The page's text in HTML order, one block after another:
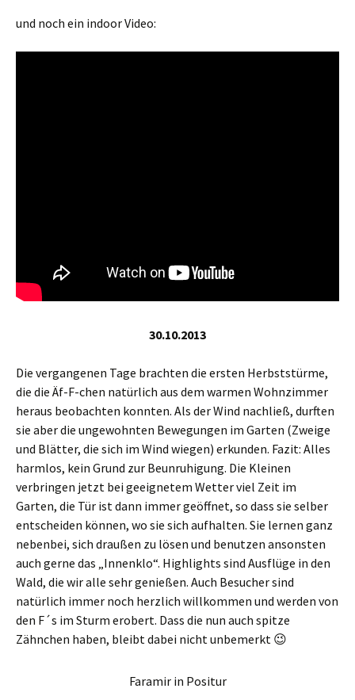
und noch ein indoor Video:
30.10.2013
Die vergangenen Tage brachten die ersten Herbststürme,
die die Äf-F-chen natürlich aus dem warmen Wohnzimmer
heraus beobachten konnten. Als der Wind nachließ, durften
sie aber die ungewohnten Bewegungen im Garten (Zweige
und Blätter, die sich im Wind wiegen) erkunden. Fazit: Alles
harmlos, kein Grund zur Beunruhigung. Die Kleinen
verbringen jetzt bei geeignetem Wetter viel Zeit im
Garten, die Tür ist dann immer geöffnet, so dass sie selber
entscheiden können, wo sie sich aufhalten. Sie lernen ganz
nebenbei, sich draußen zu lösen und benutzen ansonsten
auch gerne das „Innenklo“. Highlights sind Ausflüge in den
Wald, die wir alle sehr genießen. Auch Besucher sind
natürlich immer noch herzlich willkommen und werden von
den F´s im Sturm erobert. Dass die nun auch spitze
Zähnchen haben, bleibt dabei nicht unbemerkt 😉
Faramir in Positur